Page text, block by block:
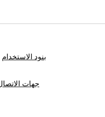
بنود الاستخدام
جهات